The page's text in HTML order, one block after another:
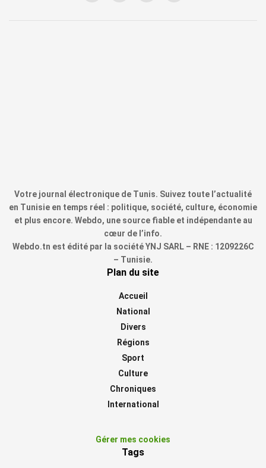
Votre journal électronique de Tunis. Suivez toute l’actualité
en Tunisie en temps réel : politique, société, culture, économie
et plus encore. Webdo, une source fiable et indépendante au
cœur de l’info.
Webdo.tn est édité par la société YNJ SARL – RNE : 1209226C
– Tunisie.
Plan du site
Accueil
National
Divers
Régions
Sport
Culture
Chroniques
International
Gérer mes cookies
Tags